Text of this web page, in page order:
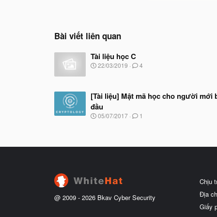
Bài viết liên quan
Tài liệu học C
N
b
ắ
t
đ
22/03/2019 4
[Tài liệu] Mật mã học cho người mới
đầu
N
b
ầ
u
05/07/2017 1
@ 2009 - 2026 Bkav Cyber Security
Chịu
Địa
Giấy